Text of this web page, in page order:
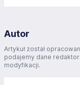
Autor
Artykuł został
podajemy dane
modyfikacji.